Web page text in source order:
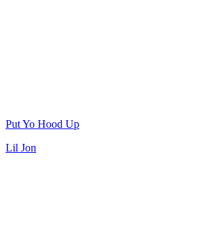
Put Yo Hood Up
Lil Jon